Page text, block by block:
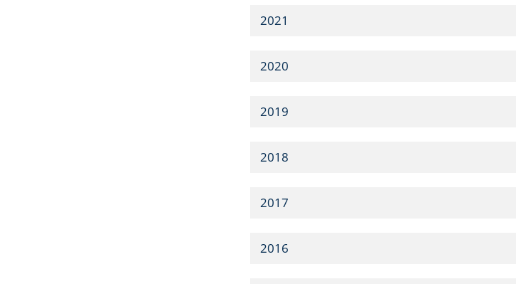
2021
2020
2019
2018
2017
2016